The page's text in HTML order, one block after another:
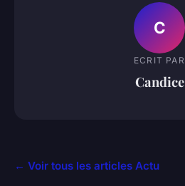
C
ECRIT PAR
Candice
← Voir tous les articles Actu